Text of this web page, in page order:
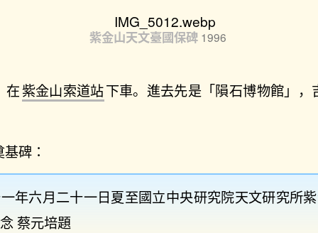
紫金山天文臺國保碑 1996
在紫金山索道站下車。進去先是「隕石博物館」，
碑：
年六月二十一日夏至國立中央研究院天文研究所
蔡元培題